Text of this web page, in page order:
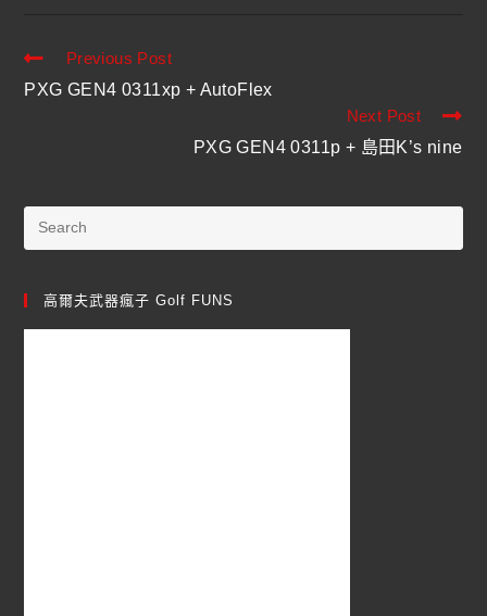
Previous Post
PXG GEN4 0311xp + AutoFlex
Next Post
PXG GEN4 0311p + 島田K’s nine
高爾夫武器瘋子 Golf FUNS